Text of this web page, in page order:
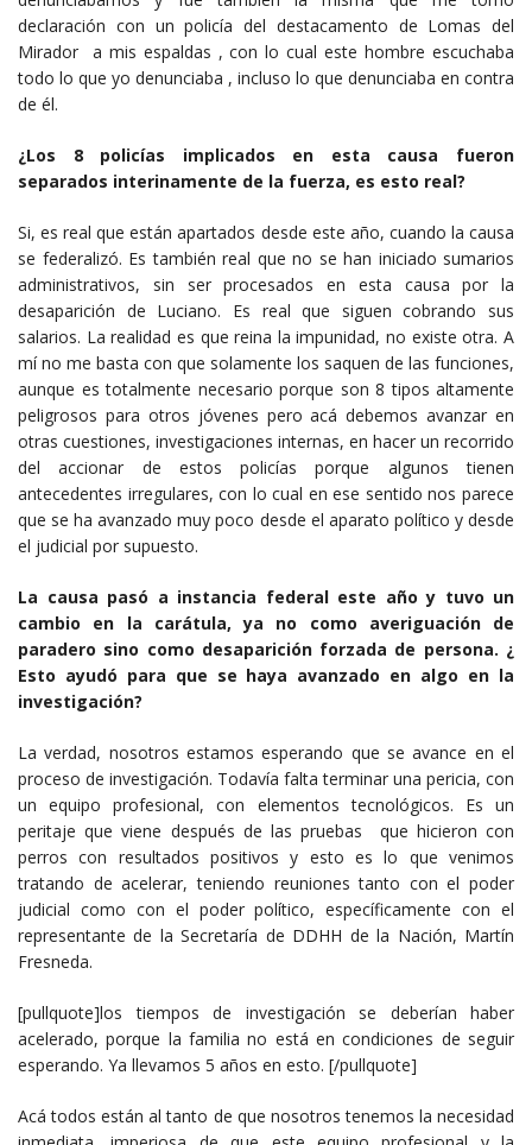
declaración con un policía del destacamento de Lomas del
Mirador a mis espaldas , con lo cual este hombre escuchaba
todo lo que yo denunciaba , incluso lo que denunciaba en contra
de él.
¿Los 8 policías implicados en esta causa fueron
separados interinamente de la fuerza, es esto real?
Si, es real que están apartados desde este año, cuando la causa
se federalizó. Es también real que no se han iniciado sumarios
administrativos, sin ser procesados en esta causa por la
desaparición de Luciano. Es real que siguen cobrando sus
salarios. La realidad es que reina la impunidad, no existe otra. A
mí no me basta con que solamente los saquen de las funciones,
aunque es totalmente necesario porque son 8 tipos altamente
peligrosos para otros jóvenes pero acá debemos avanzar en
otras cuestiones, investigaciones internas, en hacer un recorrido
del accionar de estos policías porque algunos tienen
antecedentes irregulares, con lo cual en ese sentido nos parece
que se ha avanzado muy poco desde el aparato político y desde
el judicial por supuesto.
La causa pasó a instancia federal este año y tuvo un
cambio en la carátula, ya no como averiguación de
paradero sino como desaparición forzada de persona. ¿
Esto ayudó para que se haya avanzado en algo en la
investigación?
La verdad, nosotros estamos esperando que se avance en el
proceso de investigación. Todavía falta terminar una pericia, con
un equipo profesional, con elementos tecnológicos. Es un
peritaje que viene después de las pruebas que hicieron con
perros con resultados positivos y esto es lo que venimos
tratando de acelerar, teniendo reuniones tanto con el poder
judicial como con el poder político, específicamente con el
representante de la Secretaría de DDHH de la Nación, Martín
Fresneda.
[pullquote]los tiempos de investigación se deberían haber
acelerado, porque la familia no está en condiciones de seguir
esperando. Ya llevamos 5 años en esto. [/pullquote]
Acá todos están al tanto de que nosotros tenemos la necesidad